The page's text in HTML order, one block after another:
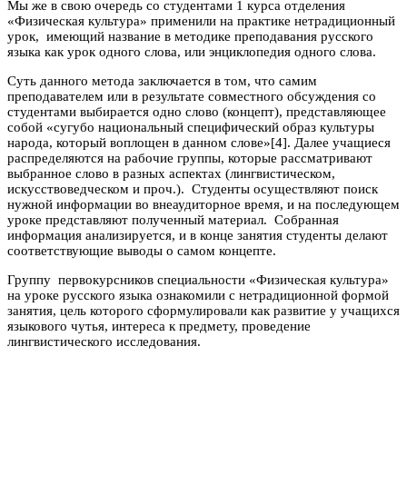
Мы же в свою очередь со студентами 1 курса отделения
«Физическая культура» применили на практике нетрадиционный
урок, имеющий название в методике преподавания русского
языка как урок одного слова, или энциклопедия одного слова.
Суть данного метода заключается в том, что самим
преподавателем или в результате совместного обсуждения со
студентами выбирается одно слово (концепт), представляющее
собой «сугубо национальный специфический образ культуры
народа, который воплощен в данном слове»[4]. Далее учащиеся
распределяются на рабочие группы, которые рассматривают
выбранное слово в разных аспектах (лингвистическом,
искусствоведческом и проч.). Студенты осуществляют поиск
нужной информации во внеаудиторное время, и на последующем
уроке представляют полученный материал. Собранная
информация анализируется, и в конце занятия студенты делают
соответствующие выводы о самом концепте.
Группу первокурсников специальности «Физическая культура»
на уроке русского языка ознакомили с нетрадиционной формой
занятия, цель которого сформулировали как развитие у учащихся
языкового чутья, интереса к предмету, проведение
лингвистического исследования.